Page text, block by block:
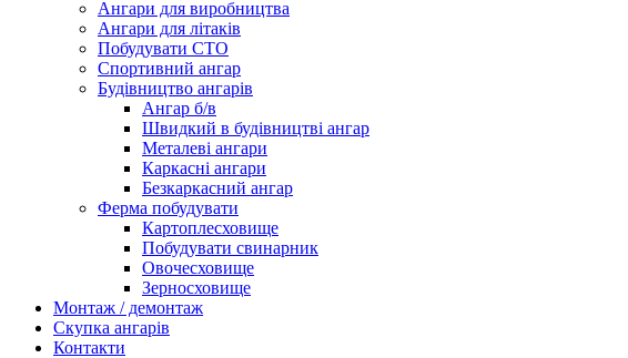
Ангари для виробництва
Ангари для літаків
Побудувати СТО
Спортивний ангар
Будівництво ангарів
Ангар б/в
Швидкий в будівництві ангар
Металеві ангари
Каркасні ангари
Безкаркасний ангар
Ферма побудувати
Картоплесховище
Побудувати свинарник
Овочесховище
Зерносховище
Монтаж / демонтаж
Скупка ангарів
Контакти